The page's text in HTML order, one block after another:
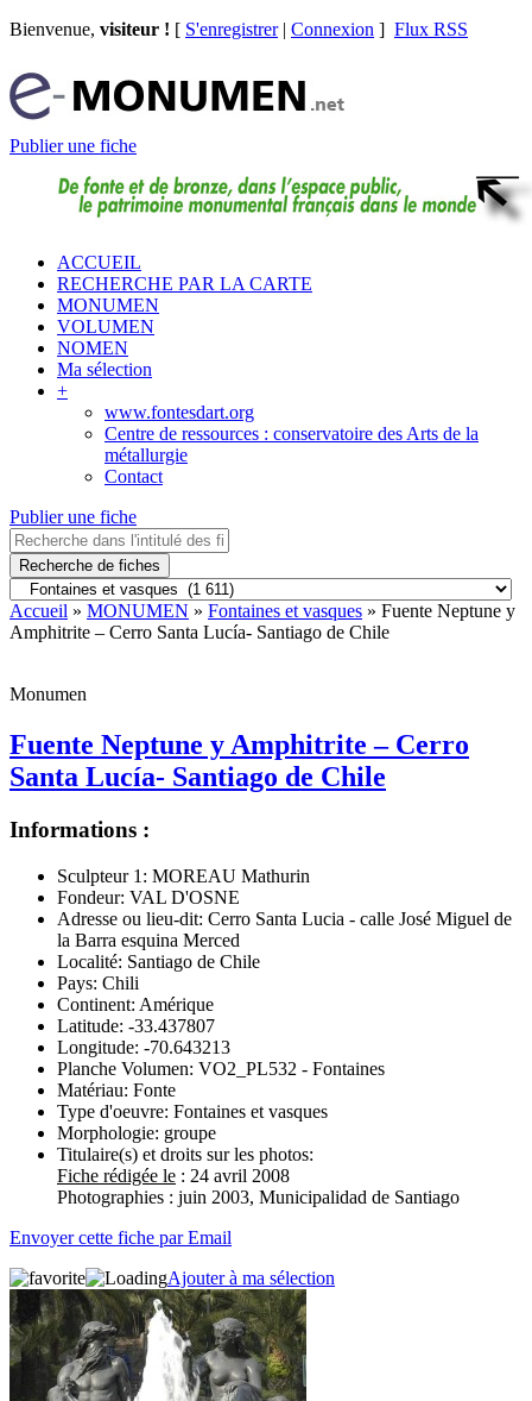
Bienvenue, visiteur ! [ S'enregistrer| Connexion ] Flux RSS
Publier une fiche
ACCUEIL
RECHERCHE PAR LA CARTE
MONUMEN
VOLUMEN
NOMEN
Ma sélection
+
www.fontesdart.org
Centre de ressources : conservatoire des Arts de la
métallurgie
Contact
Publier une fiche
Recherche de fiches
Accueil » MONUMEN » Fontaines et vasques » Fuente Neptune y
Amphitrite – Cerro Santa Lucía- Santiago de Chile
Monumen
Fuente Neptune y Amphitrite – Cerro
Santa Lucía- Santiago de Chile
Informations :
Sculpteur 1: MOREAU Mathurin
Fondeur: VAL D'OSNE
Adresse ou lieu-dit: Cerro Santa Lucia - calle José Miguel de
la Barra esquina Merced
Localité: Santiago de Chile
Pays: Chili
Continent: Amérique
Latitude: -33.437807
Longitude: -70.643213
Planche Volumen: VO2_PL532 - Fontaines
Matériau: Fonte
Type d'oeuvre: Fontaines et vasques
Morphologie: groupe
Titulaire(s) et droits sur les photos:
Fiche rédigée le : 24 avril 2008
Photographies : juin 2003, Municipalidad de Santiago
Envoyer cette fiche par Email
Ajouter à ma sélection